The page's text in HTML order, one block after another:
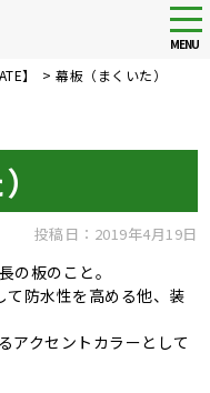
MENU
】 >幕板（まくいた）
投稿日：2019年4月19日
の板のこと。
防水性を高める他、装
アクセントカラーとして